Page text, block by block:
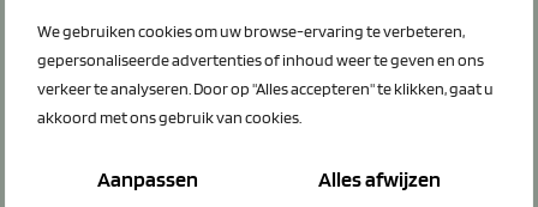
We gebruiken cookies om uw browse-ervaring te verbeteren,
gepersonaliseerde advertenties of inhoud weer te geven en ons
verkeer te analyseren. Door op "Alles accepteren" te klikken, gaat u
akkoord met ons gebruik van cookies.
Aanpassen Alles afwijzen